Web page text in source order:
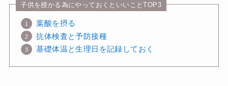
子供を授かる為にやっておくといいことTOP3
葉酸を摂る
抗体検査と予防接種
基礎体温と生理日を記録しておく